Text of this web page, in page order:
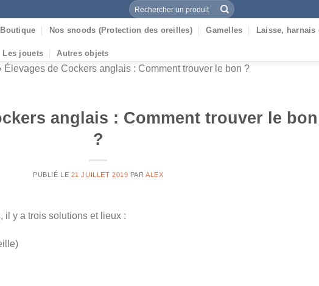
Recherche
pour :
Boutique Nos snoods (Protection des oreilles) Gamelles Laisse,
Les jouets Autres objets
Élevages de Cockers anglais : Comment trouver le bon ?
anglais : Comment trouver le bon
?
PUBLIÉ LE 21 JUILLET 2019 PARALEX
il y a trois solutions et lieux :